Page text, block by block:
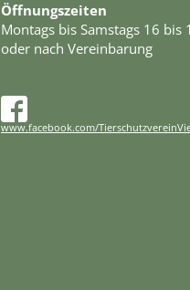
Öffnungszeiten
Montags bis Samstags 16 bis
oder nach Vereinbarung
www.facebook.com/